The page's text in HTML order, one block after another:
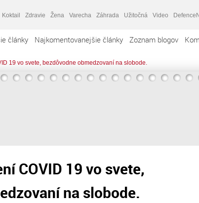
Koktail Zdravie Žena Varecha Záhrada Užitočná Video
články Najkomentovanejšie články Zoznam blogov
19 vo svete, bezdôvodne obmedzovaní na slobode.
COVID 19 vo svete,
na slobode.